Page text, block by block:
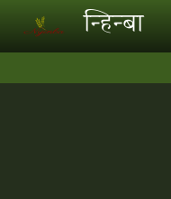
Skip to main content
न्‍हिन्‍बा